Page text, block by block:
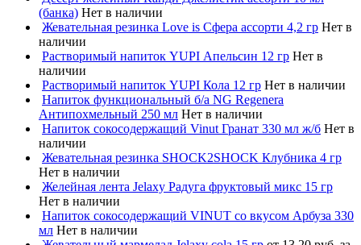
(банка) Нет в наличии
Жевательная резинка Love is Сфера ассорти 4,2 гр Нет в
наличии
Растворимый напиток YUPI Апельсин 12 гр Нет в
наличии
Растворимый напиток YUPI Кола 12 гр Нет в наличии
Напиток функциональный б/а NG Regenera
Антипохмельный 250 мл Нет в наличии
Напиток сокосодержащий Vinut Гранат 330 мл ж/б Нет в
наличии
Жевательная резинка SHOCK2SHOCK Клубника 4 гр
Нет в наличии
Желейная лента Jelaxy Радуга фруктовый микс 15 гр
Нет в наличии
Напиток сокосодержащий VINUT со вкусом Арбуза 330
мл Нет в наличии